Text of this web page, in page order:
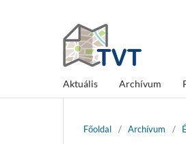
Aktuális Archívum
Főoldal / Archívum /